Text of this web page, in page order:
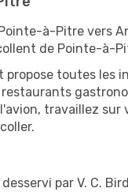
à-Pitre vers
de Pointe-à-
propose toutes les
travaillez
par V. C.